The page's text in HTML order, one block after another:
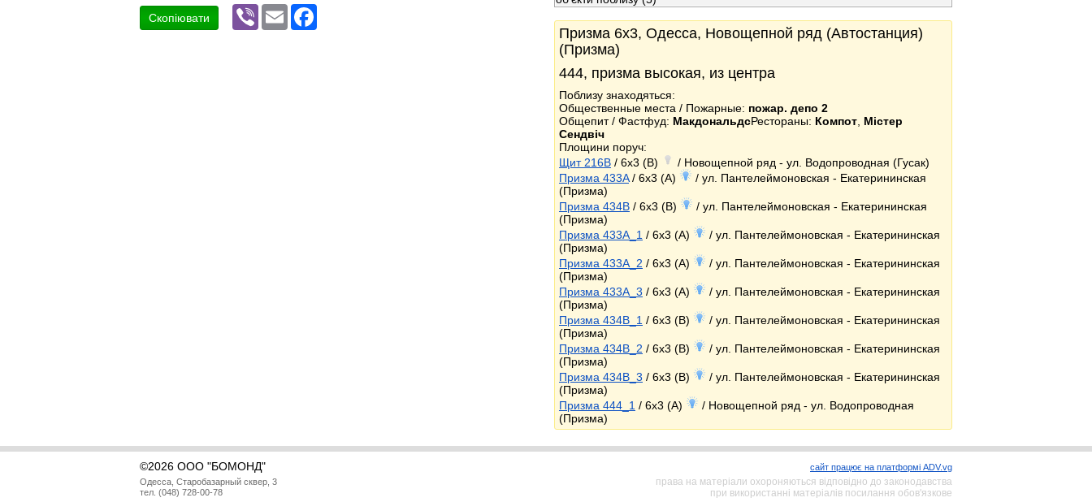
Скопіювати
Viber Email
Призма 6x3, Одесса, Новощепной ряд (Автостанция)
(Призма)
444, призма высокая, из центра
Поблизу знаходяться:
Общественные места / Пожарные: пожар. депо 2
Общепит / Фастфуд: МакдональдсРестораны: Компот Містер
Сендвіч
Площини поруч:
Щит 216B / 6x3 (B)
/ Новощепной ряд - ул. Водопроводная (Гусак)
Призма 433A/ 6x3 (A)
/ ул. Пантелеймоновская - Екатерининская
(Призма)
Призма 434B / 6x3 (B)
/ ул. Пантелеймоновская - Екатерининская
(Призма)
Призма 433A_1 / 6x3 (A)
/ ул. Пантелеймоновская - Екатерининская
(Призма)
Призма 433A_2 / 6x3 (A)
/ ул. Пантелеймоновская - Екатерининская
(Призма)
Призма 433A_3 / 6x3 (A)
/ ул. Пантелеймоновская - Екатерининская
(Призма)
Призма 434B_1 / 6x3 (B)
/ ул. Пантелеймоновская - Екатерининская
(Призма)
Призма 434B_2 / 6x3 (B)
/ ул. Пантелеймоновская - Екатерининская
(Призма)
Призма 434B_3 / 6x3 (B)
/ ул. Пантелеймоновская - Екатерининская
(Призма)
Призма 444_1 / 6x3 (A)
/ Новощепной ряд - ул. Водопроводная
(Призма)
©2026 ООО "БОМОНД"
Одесса, Старобазарный сквер, 3
тел. (048) 728-00-78
сайт працює на платформі ADV.vg
права на матеріали охороняються відповідно до законодавства
при використанні матеріалів посилання обов'язкове